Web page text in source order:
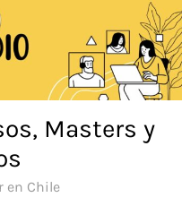
Masters y
en Chile